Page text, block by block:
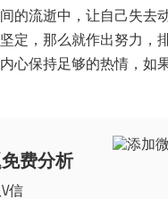
的流逝中，让自己失
定，那么就作出努力
心保持足够的热情，如
费分析
信